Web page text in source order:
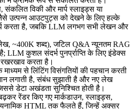
संकलित विकी और मार्प स्लाइड्स या
उत्पन्न आउटपुट्स को देखने के लिए हल्के
करता है, जबकि LLM लगभग सभी लेखन और
~400K शब्द), जटिल Q&A न्यूनतम RAG
है; LLM कुशल संदर्भ पुनर्प्राप्ति के लिए इंडेक्स
करता है।
से लिंटिंग विसंगतियों की पहचान करती
लगाती है, संबंध सुझाती है और नए लेख
डेटा अखंडता सुनिश्चित होती है।
रेंडर किए गए मार्कडाउन, स्लाइड्स,
HTML तक फैलते हैं, जिन्हें अक्सर